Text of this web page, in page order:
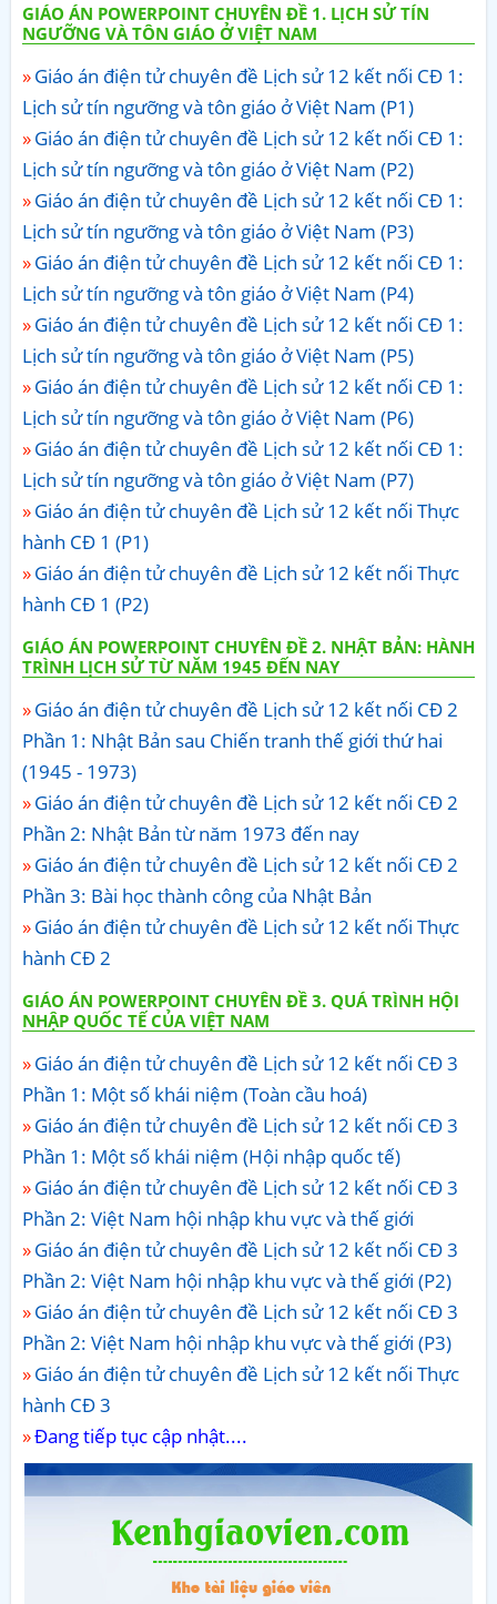
GIÁO ÁN POWERPOINT CHUYÊN ĐỀ 1. LỊCH SỬ TÍN
NGƯỠNG VÀ TÔN GIÁO Ở VIỆT NAM
Giáo án điện tử chuyên đề Lịch sử 12 kết nối CĐ 1:
Lịch sử tín ngưỡng và tôn giáo ở Việt Nam (P1)
Giáo án điện tử chuyên đề Lịch sử 12 kết nối CĐ 1:
Lịch sử tín ngưỡng và tôn giáo ở Việt Nam (P2)
Giáo án điện tử chuyên đề Lịch sử 12 kết nối CĐ 1:
Lịch sử tín ngưỡng và tôn giáo ở Việt Nam (P3)
Giáo án điện tử chuyên đề Lịch sử 12 kết nối CĐ 1:
Lịch sử tín ngưỡng và tôn giáo ở Việt Nam (P4)
Giáo án điện tử chuyên đề Lịch sử 12 kết nối CĐ 1:
Lịch sử tín ngưỡng và tôn giáo ở Việt Nam (P5)
Giáo án điện tử chuyên đề Lịch sử 12 kết nối CĐ 1:
Lịch sử tín ngưỡng và tôn giáo ở Việt Nam (P6)
Giáo án điện tử chuyên đề Lịch sử 12 kết nối CĐ 1:
Lịch sử tín ngưỡng và tôn giáo ở Việt Nam (P7)
Giáo án điện tử chuyên đề Lịch sử 12 kết nối Thực
hành CĐ 1 (P1)
Giáo án điện tử chuyên đề Lịch sử 12 kết nối Thực
hành CĐ 1 (P2)
GIÁO ÁN POWERPOINT CHUYÊN ĐỀ 2. NHẬT BẢN: HÀNH
TRÌNH LỊCH SỬ TỪ NĂM 1945 ĐẾN NAY
Giáo án điện tử chuyên đề Lịch sử 12 kết nối CĐ 2
Phần 1: Nhật Bản sau Chiến tranh thế giới thứ hai
(1945 - 1973)
Giáo án điện tử chuyên đề Lịch sử 12 kết nối CĐ 2
Phần 2: Nhật Bản từ năm 1973 đến nay
Giáo án điện tử chuyên đề Lịch sử 12 kết nối CĐ 2
Phần 3: Bài học thành công của Nhật Bản
Giáo án điện tử chuyên đề Lịch sử 12 kết nối Thực
hành CĐ 2
GIÁO ÁN POWERPOINT CHUYÊN ĐỀ 3. QUÁ TRÌNH HỘI
NHẬP QUỐC TẾ CỦA VIỆT NAM
Giáo án điện tử chuyên đề Lịch sử 12 kết nối CĐ 3
Phần 1: Một số khái niệm (Toàn cầu hoá)
Giáo án điện tử chuyên đề Lịch sử 12 kết nối CĐ 3
Phần 1: Một số khái niệm (Hội nhập quốc tế)
Giáo án điện tử chuyên đề Lịch sử 12 kết nối CĐ 3
Phần 2: Việt Nam hội nhập khu vực và thế giới
Giáo án điện tử chuyên đề Lịch sử 12 kết nối CĐ 3
Phần 2: Việt Nam hội nhập khu vực và thế giới (P2)
Giáo án điện tử chuyên đề Lịch sử 12 kết nối CĐ 3
Phần 2: Việt Nam hội nhập khu vực và thế giới (P3)
Giáo án điện tử chuyên đề Lịch sử 12 kết nối Thực
hành CĐ 3
Đang tiếp tục cập nhật....